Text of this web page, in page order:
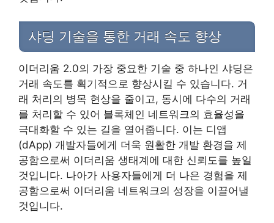
샤딩 기술을 통한 거래 속도 향상
이더리움 2.0의 가장 중요한 기술 중 하나인 샤딩은
거래 속도를 획기적으로 향상시킬 수 있습니다. 거
래 처리의 병목 현상을 줄이고, 동시에 다수의 거래
를 처리할 수 있어 블록체인 네트워크의 효율성을
극대화할 수 있는 길을 열어줍니다. 이는 디앱
(dApp) 개발자들에게 더욱 원활한 개발 환경을 제
공함으로써 이더리움 생태계에 대한 신뢰도를 높일
것입니다. 나아가 사용자들에게 더 나은 경험을 제
공함으로써 이더리움 네트워크의 성장을 이끌어낼
것입니다.